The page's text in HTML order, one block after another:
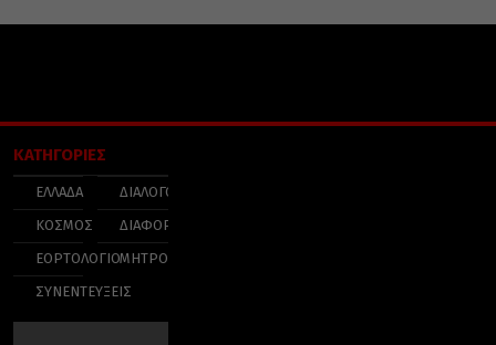
ΚΑΤΗΓΟΡΙΕΣ
ΕΛΛΑΔΑ
ΚΟΣΜΟΣ
ΕΟΡΤΟΛΟΓΙΟ
ΣΥΝΕΝΤΕΥΞΕΙΣ
ΔΙΑΛΟΓΟΣ
ΔΙΑΦΟΡΑ
ΜΗΤΡΟΠΟΛΕΙΣ